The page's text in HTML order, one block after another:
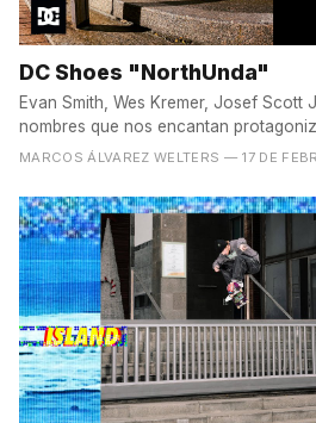
DC Shoes "NorthUnda"
Evan Smith, Wes Kremer, Josef Scott
nombres que nos encantan
MARCOS ÁLVAREZ WELTERS — 17 DE